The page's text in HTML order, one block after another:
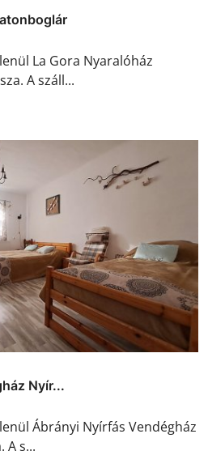
La Gora Nyaralóház
A száll...
Nyír...
Ábrányi Nyírfás Vendégház
A s...